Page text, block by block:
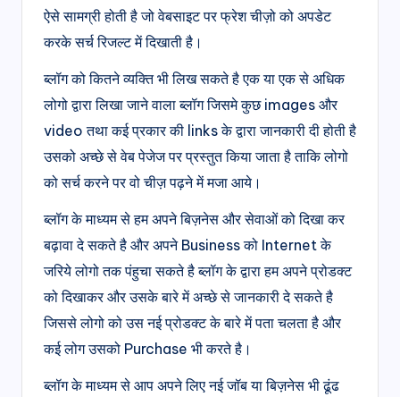
ऐसे सामग्री होती है जो वेबसाइट पर फ्रेश चीज़ो को अपडेट
करके सर्च रिजल्ट में दिखाती है।
ब्लॉग को कितने व्यक्ति भी लिख सकते है एक या एक से अधिक
लोगो द्वारा लिखा जाने वाला ब्लॉग जिसमे कुछ images और
video तथा कई प्रकार की links के द्वारा जानकारी दी होती है
उसको अच्छे से वेब पेजेज पर प्रस्तुत किया जाता है ताकि लोगो
को सर्च करने पर वो चीज़ पढ़ने में मजा आये।
ब्लॉग के माध्यम से हम अपने बिज़नेस और सेवाओं को दिखा कर
बढ़ावा दे सकते है और अपने Business को Internet के
जरिये लोगो तक पंहुचा सकते है ब्लॉग के द्वारा हम अपने प्रोडक्ट
को दिखाकर और उसके बारे में अच्छे से जानकारी दे सकते है
जिससे लोगो को उस नई प्रोडक्ट के बारे में पता चलता है और
कई लोग उसको Purchase भी करते है।
ब्लॉग के माध्यम से आप अपने लिए नई जॉब या बिज़नेस भी ढूंढ